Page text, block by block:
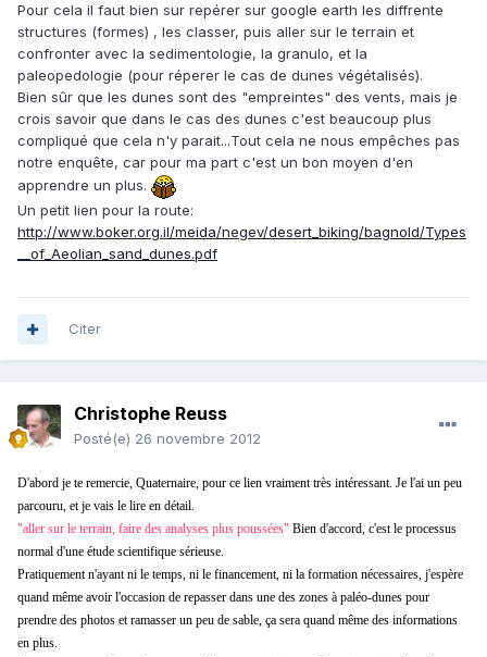
Pour cela il faut bien sur repérer sur google earth les diffrente
structures (formes) , les classer, puis aller sur le terrain et
confronter avec la sedimentologie, la granulo, et la
paleopedologie (pour réperer le cas de dunes végétalisés).
Bien sûr que les dunes sont des "empreintes" des vents, mais je
crois savoir que dans le cas des dunes c'est beaucoup plus
compliqué que cela n'y parait...Tout cela ne nous empêches pas
notre enquête, car pour ma part c'est un bon moyen d'en
apprendre un plus.
Un petit lien pour la route:
http://www.boker.org.il/meida/negev/desert_biking/bagnold/Types
__of_Aeolian_sand_dunes.pdf
Citer
Christophe Reuss
Posté(e) 26 novembre 2012
D'abord je te remercie, Quaternaire, pour ce lien vraiment très intéressant. Je l'ai un peu
parcouru, et je vais le lire en détail.
"aller sur le terrain, faire des analyses plus poussées" Bien d'accord, c'est le processus
normal d'une étude scientifique sérieuse.
Pratiquement n'ayant ni le temps, ni le financement, ni la formation nécessaires, j'espère
quand même avoir l'occasion de repasser dans une des zones à paléo-dunes pour
prendre des photos et ramasser un peu de sable, ça sera quand même des informations
en plus.